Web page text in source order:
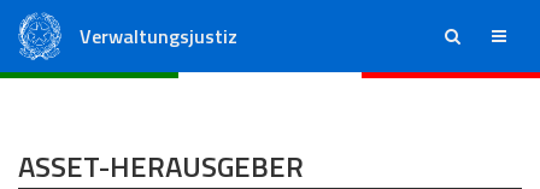
Verwaltungsjustiz ricerca menu
ASSET-HERAUSGEBER